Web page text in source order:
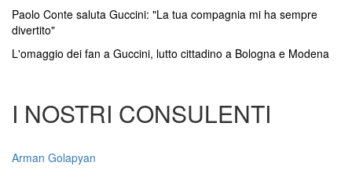
Paolo Conte saluta Guccini: "La tua compagnia mi ha sempre
divertito"
L'omaggio dei fan a Guccini, lutto cittadino a Bologna e Modena
I NOSTRI CONSULENTI
Arman Golapyan